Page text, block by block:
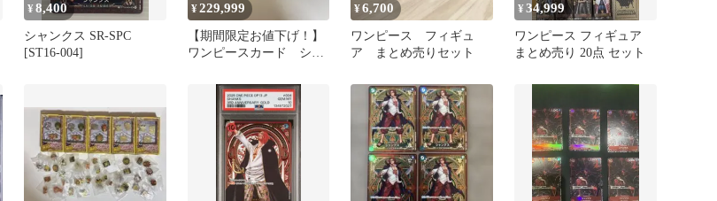
¥8,400
シャンクス SR-SPC
[ST16-004]
¥229,999
【期間限定お値下げ！】
ワンピースカード シャ
れる意志
¥6,700
ワンピース フィギュ
ア まとめ売りセット
¥34,999
ワンピース フィギュア
まとめ売り 20点 セット